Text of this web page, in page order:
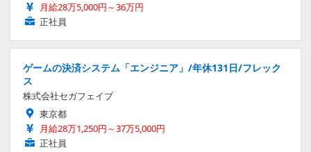
月給28万5,000円～36万円
正社員
ゲームの決済システム「エンジニア」/年休131日/フレック
ス
株式会社セガフェイブ
東京都
月給28万1,250円～37万5,000円
正社員